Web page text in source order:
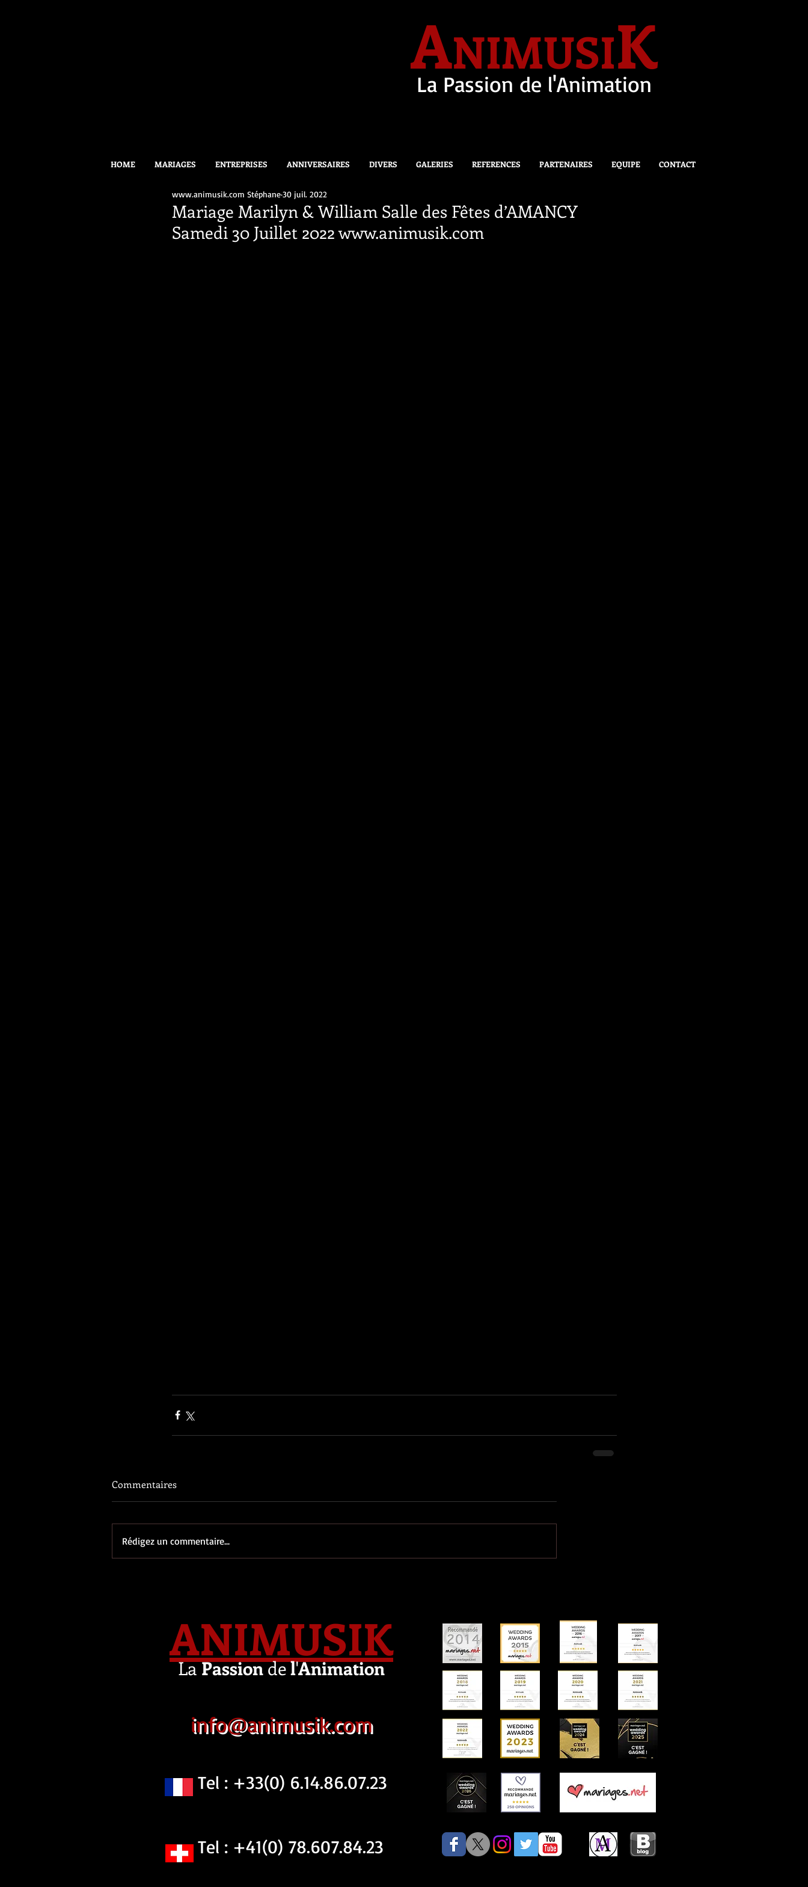
ANIMUSIK
La Passion de l'Animation
HOME MARIAGES ENTREPRISES ANNIVERSAIRES DIVERS GALERIES REFERENCES PARTENAIRES EQUIPE CONTACT
Mariage Marilyn & William Salle des Fêtes d’AMANCY
Samedi 30 Juillet 2022 www.animusik.com
www.animusik.com Stéphane30 juil. 2022
Commentaires
Rédigez un commentaire...
ANIMUSIK
LaPassiondel'Animation
info@animusik.com
Tel : +33(0) 6.14.86.07.23
Tel : +41(0) 78.607.84.23